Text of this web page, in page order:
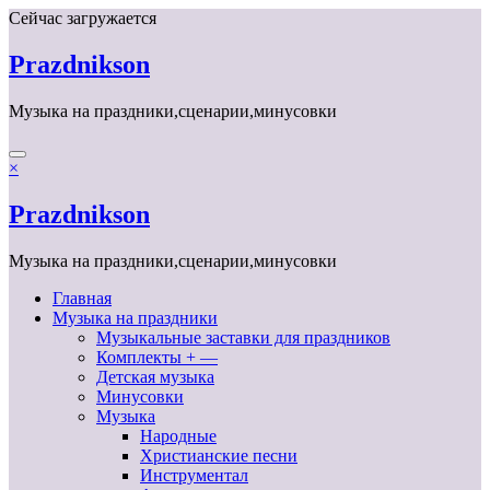
Перейти
содержимому
Сейчас загружается
Prazdnikson
Музыка на праздники,сценарии,минусовки
×
Prazdnikson
Музыка на праздники,сценарии,минусовки
Главная
Музыка на праздники
Музыкальные заставки для праздников
Комплекты + —
Детская музыка
Минусовки
Музыка
Народные
Христианские песни
Инструментал